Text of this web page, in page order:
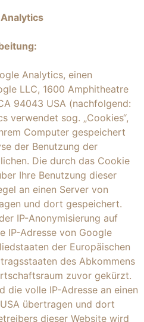
Analytics, einen
LLC, 1600 Amphitheatre
94043 USA (nachfolgend:
verwendet sog. „Cookies“,
Computer gespeichert
der Benutzung der
Die durch das Cookie
Ihre Benutzung dieser
an einen Server von
und dort gespeichert.
IP-Anonymisierung auf
IP-Adresse von Google
der Europäischen
des Abkommens
zuvor gekürzt.
die volle IP-Adresse an einen
übertragen und dort
dieser Website wird